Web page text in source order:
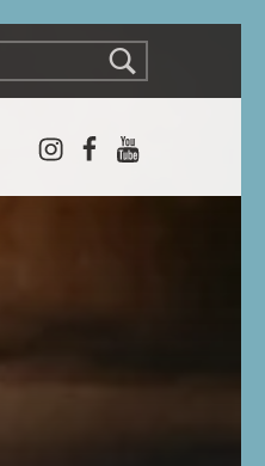
Instagram
Facebook
YouTube